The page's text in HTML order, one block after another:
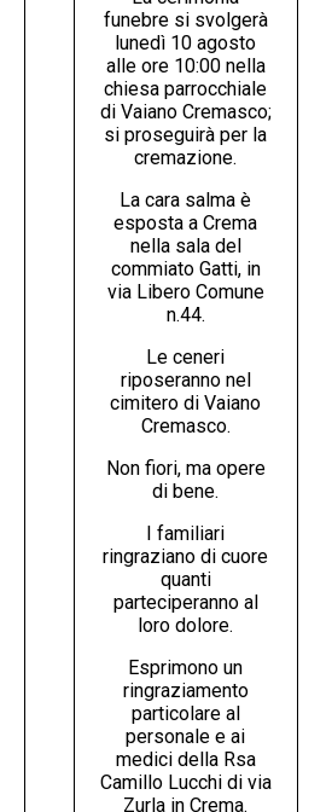
funebre si svolgerà
lunedì 10 agosto
alle ore 10:00 nella
chiesa parrocchiale
di Vaiano Cremasco;
si proseguirà per la
cremazione.
La cara salma è
esposta a Crema
nella sala del
commiato Gatti, in
via Libero Comune
n.44.
Le ceneri
riposeranno nel
cimitero di Vaiano
Cremasco.
Non fiori, ma opere
di bene.
I familiari
ringraziano di cuore
quanti
parteciperanno al
loro dolore.
Esprimono un
ringraziamento
particolare al
personale e ai
medici della Rsa
Camillo Lucchi di via
Zurla in Crema.